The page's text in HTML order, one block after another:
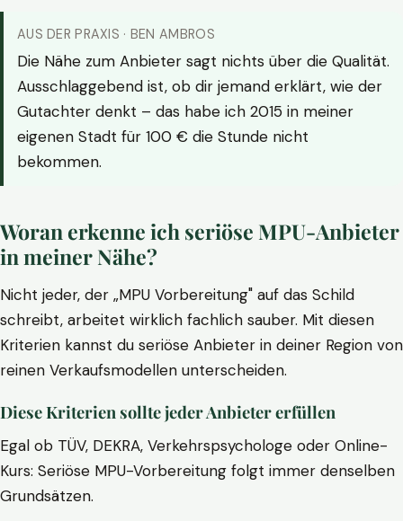
AUS DER PRAXIS · BEN AMBROS
Die Nähe zum Anbieter sagt nichts über die Qualität.
Ausschlaggebend ist, ob dir jemand erklärt, wie der
Gutachter denkt – das habe ich 2015 in meiner
eigenen Stadt für 100 € die Stunde nicht
bekommen.
Woran erkenne ich seriöse MPU-Anbieter
in meiner Nähe?
Nicht jeder, der „MPU Vorbereitung" auf das Schild
schreibt, arbeitet wirklich fachlich sauber. Mit diesen
Kriterien kannst du seriöse Anbieter in deiner Region von
reinen Verkaufsmodellen unterscheiden.
Diese Kriterien sollte jeder Anbieter erfüllen
Egal ob TÜV, DEKRA, Verkehrspsychologe oder Online-
Kurs: Seriöse MPU-Vorbereitung folgt immer denselben
Grundsätzen.